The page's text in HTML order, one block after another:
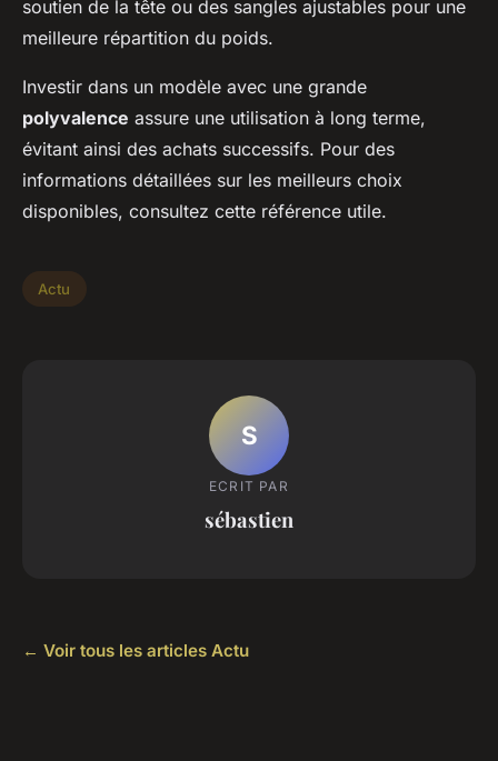
soutien de la tête ou des sangles ajustables pour une
meilleure répartition du poids.
Investir dans un modèle avec une grande
polyvalence assure une utilisation à long terme,
évitant ainsi des achats successifs. Pour des
informations détaillées sur les meilleurs choix
disponibles, consultez cette référence utile.
Actu
S
ECRIT PAR
sébastien
← Voir tous les articles Actu